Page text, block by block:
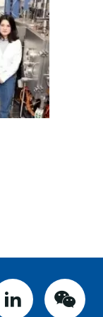
linked in